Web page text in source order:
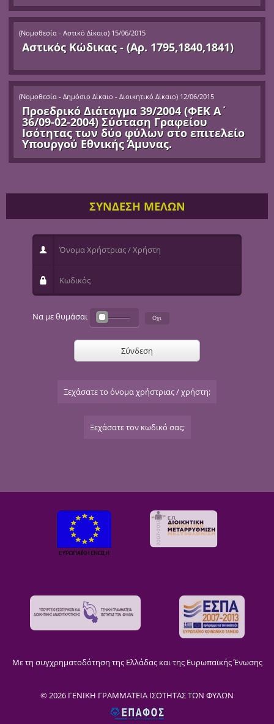
(Νομοθεσία - Αστικό Δίκαιο) 15/06/2015
Αστικός Κώδικας - (Αρ. 1795,1840,1841)
(Νομοθεσία - Δημόσιο Δίκαιο - Διοικητικό Δίκαιο) 12/06/2015
Προεδρικό Διάταγμα 39/2004 (ΦΕΚ Α΄
36/09-02-2004) Σύσταση Γραφείου
Ισότητας των δύο φύλων στο επιτελείο
Υπουργού Εθνικής Άμυνας.
ΣΥΝΔΕΣΗ ΜΕΛΩΝ
Όνομα Χρήστριας / Χρήστη
Κωδικός
Να με θυμάσαι
Σύνδεση
Ξεχάσατε το όνομα χρήστριας / χρήστη;
Ξεχάσατε τον κωδικό σας;
Με τη συγχρηματοδότηση της Ελλάδας και της Ευρωπαϊκής Ένωσης
© 2026 ΓΕΝΙΚΗ ΓΡΑΜΜΑΤΕΙΑ ΙΣΟΤΗΤΑΣ ΤΩΝ ΦΥΛΩΝ